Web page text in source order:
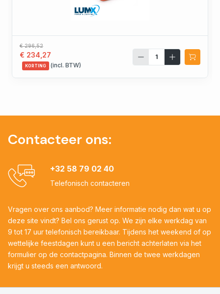
€ 296,52
€ 234,27
KORTING (incl. BTW)
Contacteer ons:
+32 58 79 02 40
Telefonisch contacteren
Vragen over ons aanbod? Meer informatie nodig dan wat u op
deze site vindt? Bel ons gerust op. We zijn elke werkdag van
9 tot 17 uur telefonisch bereikbaar. Tijdens het weekend of op
wettelijke feestdagen kunt u een bericht achterlaten via het
formulier op de contactpagina. Binnen de twee werkdagen
krijgt u steeds een antwoord.